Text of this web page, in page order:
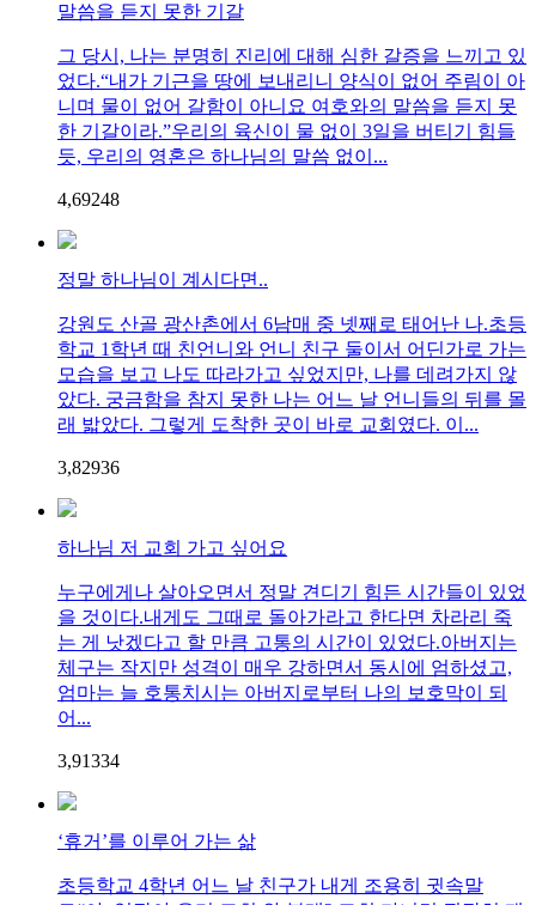
말씀을 듣지 못한 기갈
그 당시, 나는 분명히 진리에 대해 심한 갈증을 느끼고 있
었다.“내가 기근을 땅에 보내리니 양식이 없어 주림이 아
니며 물이 없어 갈함이 아니요 여호와의 말씀을 듣지 못
한 기갈이라.”우리의 육신이 물 없이 3일을 버티기 힘들
듯, 우리의 영혼은 하나님의 말씀 없이...
4,69248
정말 하나님이 계시다면..
강원도 산골 광산촌에서 6남매 중 넷째로 태어난 나.초등
학교 1학년 때 친언니와 언니 친구 둘이서 어딘가로 가는
모습을 보고 나도 따라가고 싶었지만, 나를 데려가지 않
았다. 궁금함을 참지 못한 나는 어느 날 언니들의 뒤를 몰
래 밟았다. 그렇게 도착한 곳이 바로 교회였다. 이...
3,82936
하나님 저 교회 가고 싶어요
누구에게나 살아오면서 정말 견디기 힘든 시간들이 있었
을 것이다.내게도 그때로 돌아가라고 한다면 차라리 죽
는 게 낫겠다고 할 만큼 고통의 시간이 있었다.아버지는
체구는 작지만 성격이 매우 강하면서 동시에 엄하셨고,
엄마는 늘 호통치시는 아버지로부터 나의 보호막이 되
어...
3,91334
‘휴거’를 이루어 가는 삶
초등학교 4학년 어느 날 친구가 내게 조용히 귓속말